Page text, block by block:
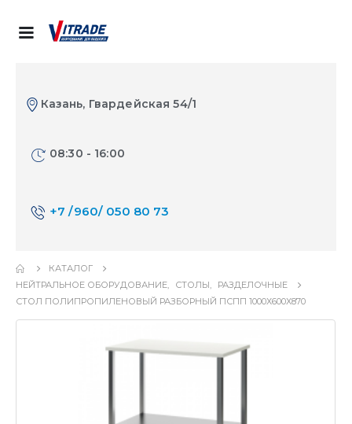
Казань, Гвардейская 54/1
08:30 - 16:00
+7 /960/ 050 80 73
КАТАЛОГ
НЕЙТРАЛЬНОЕ ОБОРУДОВАНИЕ, СТОЛЫ,
РАЗДЕЛОЧНЫЕ
СТОЛ ПОЛИПРОПИЛЕНОВЫЙ РАЗБОРНЫЙ ПСПП 1000Х600Х870